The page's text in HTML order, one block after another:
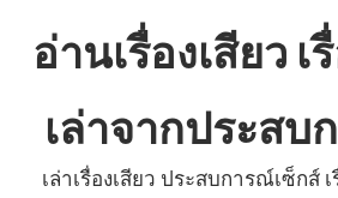
อ่านเรื่องเสียว เ
เล่าจากประสบ
เล่าเรื่องเสียว ประสบการณ์เซ็กส์